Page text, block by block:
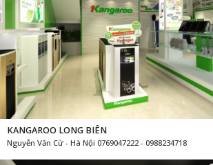
KANGAROO LONG BIÊN
Nguyễn Văn Cừ - Hà Nội 0769047222 - 0988234718